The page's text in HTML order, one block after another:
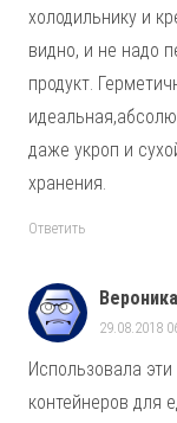
холодильнику и
видно, и не надо
продукт.
даже укроп и
хранения.
Ответить
Вероника
29.08.2018
Использовала
контейнеров для